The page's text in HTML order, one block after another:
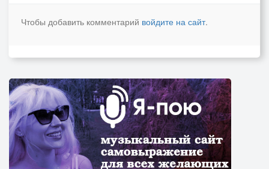
Чтобы добавить комментарий войдите на сайт.